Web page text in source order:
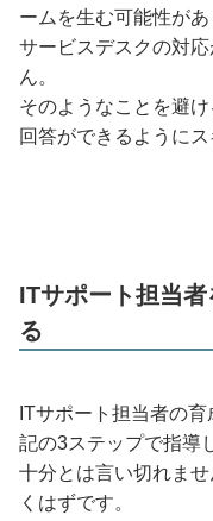
ームを生む可能性があ
サービスデスクの対
ん。
そのようなことを避
回答ができるようにス
ITサポート担当
る
ITサポート担当者の
記の3ステップで指導
十分とは言い切れま
くはずです。